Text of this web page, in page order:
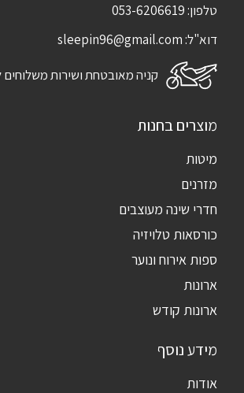
טלפון:053-6206619
דוא"ל:sleepin96@gmail.com
קניה מאובטחת ושירות
מוצרים בחנות
מיטות
מזרנים
חדרי שינה מעוצבים
כורסאות טלויזיה
ספות אירוח ונוער
ארונות
ארונות קודש
מידע נוסף
אודות